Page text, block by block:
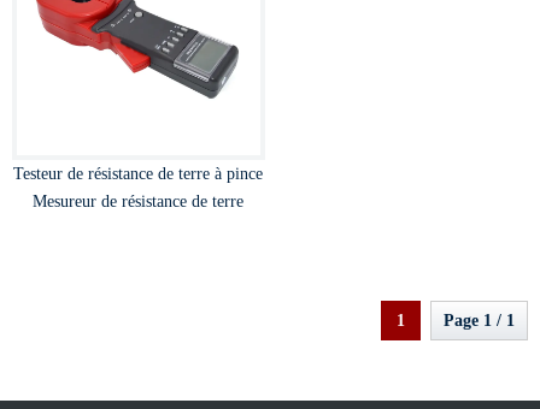
Testeur de résistance de terre à pince
Mesureur de résistance de terre
1 Page 1 / 1